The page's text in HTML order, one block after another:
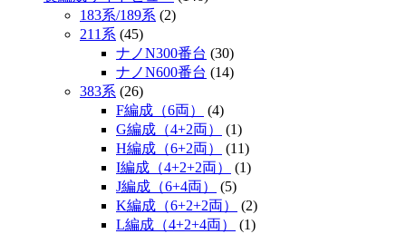
183系/189系 (2)
211系 (45)
ナノN300番台 (30)
ナノN600番台 (14)
383系 (26)
F編成（6両）
(4)
G編成（4+2両）
(1)
H編成（6+2両）
(11)
I編成（4+2+2両）
(1)
J編成（6+4両）
(5)
K編成（6+2+2両）
(2)
L編成（4+2+4両）
(1)